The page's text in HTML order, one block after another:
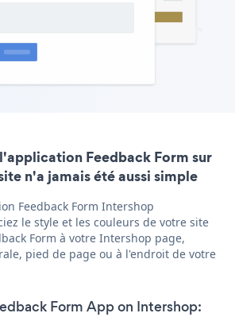
Feedback Form sur
n'a jamais été aussi simple
Feedback Form Intershop
le style et les couleurs de votre site
Form à votre Intershop page,
pied de page ou à l'endroit de votre
Form App on Intershop: